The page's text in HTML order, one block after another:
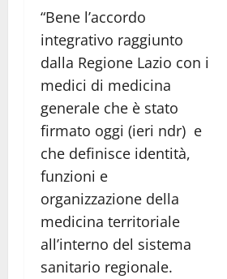
“Bene l’accordo
integrativo raggiunto
dalla Regione Lazio con i
medici di medicina
generale che è stato
firmato oggi (ieri ndr) e
che definisce identità,
funzioni e
organizzazione della
medicina territoriale
all’interno del sistema
sanitario regionale.